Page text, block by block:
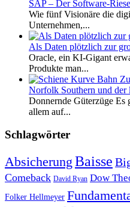
SAP – Der Software-
Wie fünf Visionäre die
Unternehmen,...
Als Daten plötzlich zur
Oracle, ein KI-Gigant
Produkte man...
Norfolk Southern und der
Donnernde Güterzüge Es
allem auf...
Schlagwörter
Absicherung Baisse
Comeback David Ryan Dow
Folker Hellmeyer